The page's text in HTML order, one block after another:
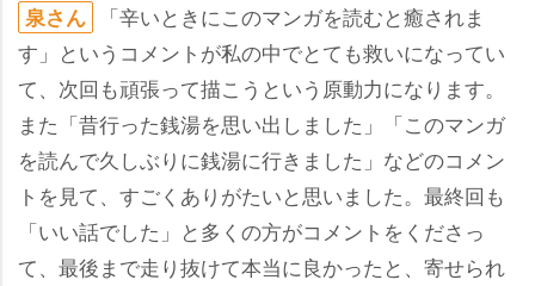
泉さん
「辛いときにこのマンガを読むと癒されま
す」というコメントが私の中でとても救いになってい
て、次回も頑張って描こうという原動力になります。
また「昔行った銭湯を思い出しました」「このマンガ
を読んで久しぶりに銭湯に行きました」などのコメン
トを見て、すごくありがたいと思いました。最終回も
「いい話でした」と多くの方がコメントをくださっ
て、最後まで走り抜けて本当に良かったと、寄せられ